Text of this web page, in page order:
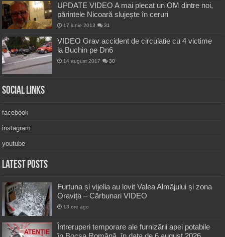
UPDATE VIDEO A mai plecat un OM dintre noi,
părintele Nicoară slujește în ceruri
17 iunie 2013 31
VIDEO Grav accident de circulatie cu 4 victime
la Buchin pe Dn6
14 august 2017 30
Social Links
facebook
instagram
youtube
Latest Posts
Furtuna și vijelia au lovit Valea Almăjului și zona
Oravița – Cărbunari VIDEO
13 ore ago
Întreruperi temporare ale furnizării apei potabile